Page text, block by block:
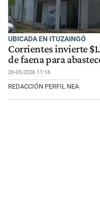
UBICADA EN ITUZAINGÓ
Corrientes invierte
de faena para
26-03-2026 11:16
REDACCIÓN PERFIL NEA